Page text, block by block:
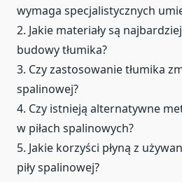
wymaga specjalistycznych
2. Jakie materiały są
budowy tłumika?
3. Czy zastosowanie tłumika
spalinowej?
4. Czy istnieją alternatywne
w piłach spalinowych?
5. Jakie korzyści płyną z
piły spalinowej?